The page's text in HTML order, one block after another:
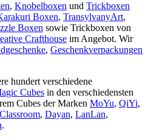
, Knobelboxen und Trickboxen
Boxen, TransylvanyArt,
Boxen sowie Trickboxen von
Crafthouse im Angebot. Wir
, Geschenkverpackungen
hundert verschiedene
Cubes in den verschiedensten
Cubes der Marken MoYu, QiYi,
, Dayan, LanLan,
.